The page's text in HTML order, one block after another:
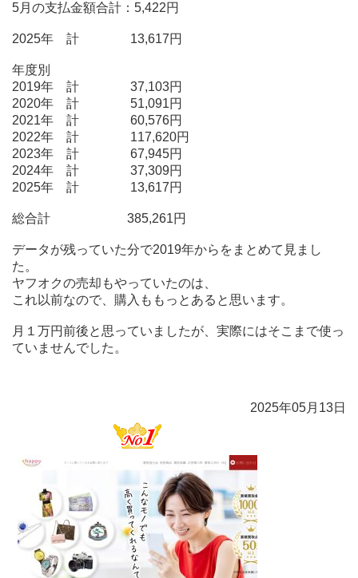
5月の支払金額合計：5,422円
2025年 計 13,617円
年度別
2019年 計 37,103円
2020年 計 51,091円
2021年 計 60,576円
2022年 計 117,620円
2023年 計 67,945円
2024年 計 37,309円
2025年 計 13,617円
総合計 385,261円
データが残っていた分で2019年からをまとめて見まし
た。
ヤフオクの売却もやっていたのは、
これ以前なので、購入ももっとあると思います。
月１万円前後と思っていましたが、実際にはそこまで使っ
ていませんでした。
2025年05月13日